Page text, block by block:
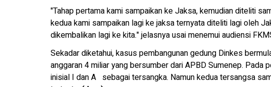
"Tahap pertama kami sampaikan ke Jaksa, kemudian diteliti
kedua kami sampaikan lagi ke jaksa ternyata diteliti lagi oleh
dikembalikan lagi ke kita." jelasnya usai menemui audiensi
Sekadar diketahui, kasus pembangunan gedung Dinkes
anggaran 4 miliar yang bersumber dari APBD Sumenep. Pada
inisial I dan A sebagai tersangka. Namun kedua tersangsa